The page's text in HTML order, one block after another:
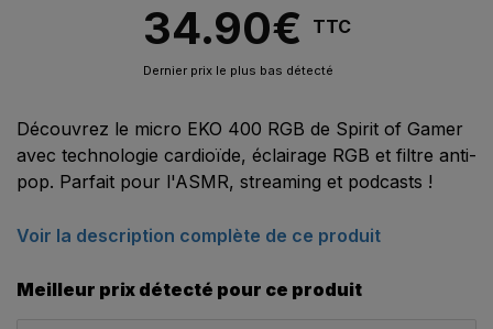
34.90€ TTC
Dernier prix le plus bas détecté
Découvrez le micro EKO 400 RGB de Spirit of Gamer
avec technologie cardioïde, éclairage RGB et filtre anti-
pop. Parfait pour l'ASMR, streaming et podcasts !
Voir la description complète de ce produit
Meilleur prix détecté pour ce produit